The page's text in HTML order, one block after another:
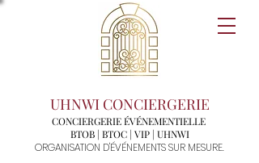
UHNWI CONCIERGERIE
CONCIERGERIE ÉVÉNEMENTIELLE
BTOB | BTOC | VIP | UHNWI
ORGANISATION D'ÉVÉNEMENTS SUR MESURE.